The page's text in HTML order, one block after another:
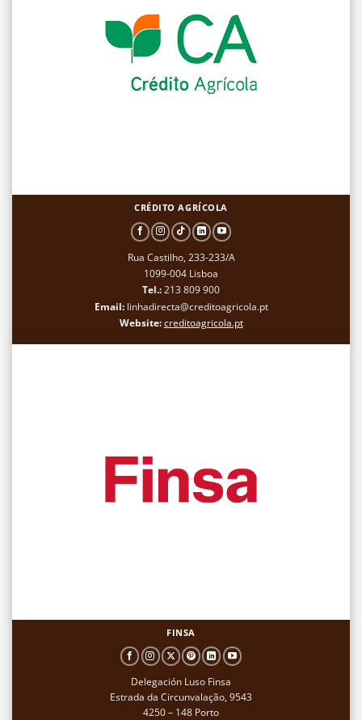
CRÉDITO AGRÍCOLA
Rua Castilho, 233-233/A
1099-004 Lisboa
Tel.:213 809 900
Email:linhadirecta@creditoagricola.pt
Website: creditoagricola.pt
FINSA
Delegación Luso Finsa
Estrada da Circunvalação, 9543
4250 – 148 Porto